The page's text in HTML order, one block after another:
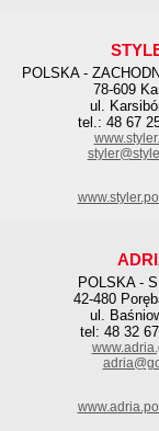
POLSKA -
78-609
ul.
tel.: 48 67
POLSKA -
42-480
ul.
tel: 48 32